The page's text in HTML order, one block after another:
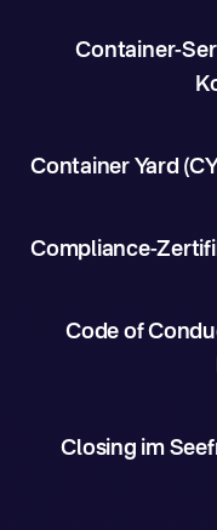
Container-
Container Yard
Compliance-
Code of
Closing im